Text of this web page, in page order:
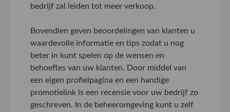
bedrijf zal leiden tot meer verkoop.
Bovendien geven beoordelingen van klanten u
waardevolle informatie en tips zodat u nog
beter in kunt spelen op de wensen en
behoeftes van uw klanten. Door middel van
een eigen profielpagina en een handige
promotielink is een recensie voor uw bedrijf zo
geschreven. In de beheeromgeving kunt u zelf